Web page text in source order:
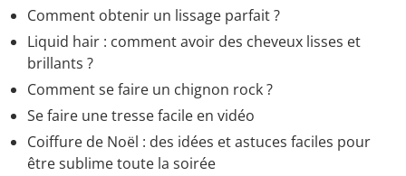
Comment obtenir un lissage parfait ?
Liquid hair : comment avoir des cheveux lisses et
brillants ?
Comment se faire un chignon rock ?
Se faire une tresse facile en vidéo
Coiffure de Noël : des idées et astuces faciles pour
être sublime toute la soirée